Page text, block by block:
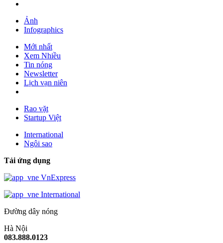
Ảnh
Infographics
Mới nhất
Xem Nhiều
Tin nóng
Newsletter
Lịch vạn niên
Rao vặt
Startup Việt
International
Ngôi sao
Tải ứng dụng
VnExpress
International
Đường dây nóng
Hà Nội
083.888.0123